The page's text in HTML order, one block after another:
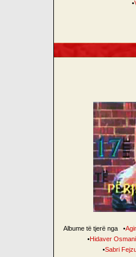
•
Albume të tjerë nga •
•Hidaver Osmani
•Sabri